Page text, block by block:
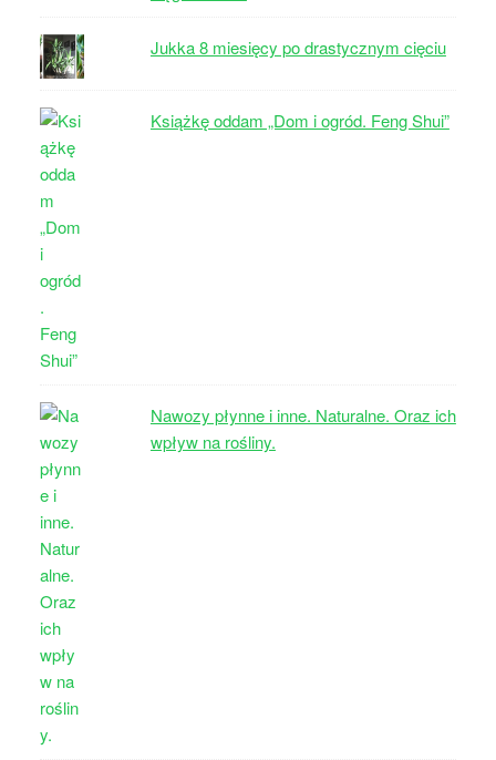
Jukka 8 miesięcy po drastycznym cięciu
Książkę oddam „Dom i ogród. Feng Shui”
Nawozy płynne i inne. Naturalne. Oraz ich
wpływ na rośliny.